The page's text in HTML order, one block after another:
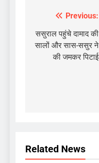
Post
navigation
Previous:
ससुराल पहुंचे दामाद की
सालों और सास-ससुर ने
की जमकर पिटाई
Related News